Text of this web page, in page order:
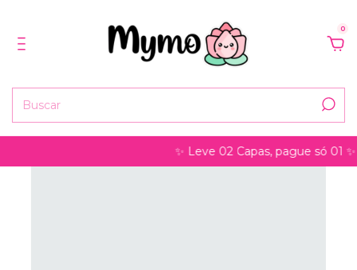
0
✨ Leve 02 Capas, pague só 01 ✨